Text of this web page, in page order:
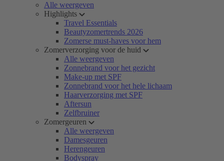
Alle weergeven
Highlights
Travel Essentials
Beautyzomertrends 2026
Zomerse must-haves voor hem
Zomerverzorging voor de huid
Alle weergeven
Zonnebrand voor het gezicht
Make-up met SPF
Zonnebrand voor het hele lichaam
Haarverzorging met SPF
Aftersun
Zelfbruiner
Zomergeuren
Alle weergeven
Damesgeuren
Herengeuren
Bodyspray